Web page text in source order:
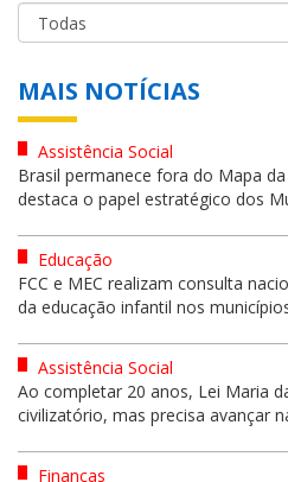
MAIS NOTÍCIAS
Assistência Social
Brasil permanece fora do Mapa
destaca o papel estratégico dos
Educação
FCC e MEC realizam consulta
da educação infantil nos
Assistência Social
Ao completar 20 anos, Lei Maria
civilizatório, mas precisa avançar
Finanças